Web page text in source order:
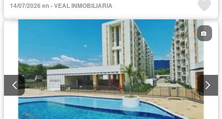
14/07/2026 en - VEAL INMOBILIARIA